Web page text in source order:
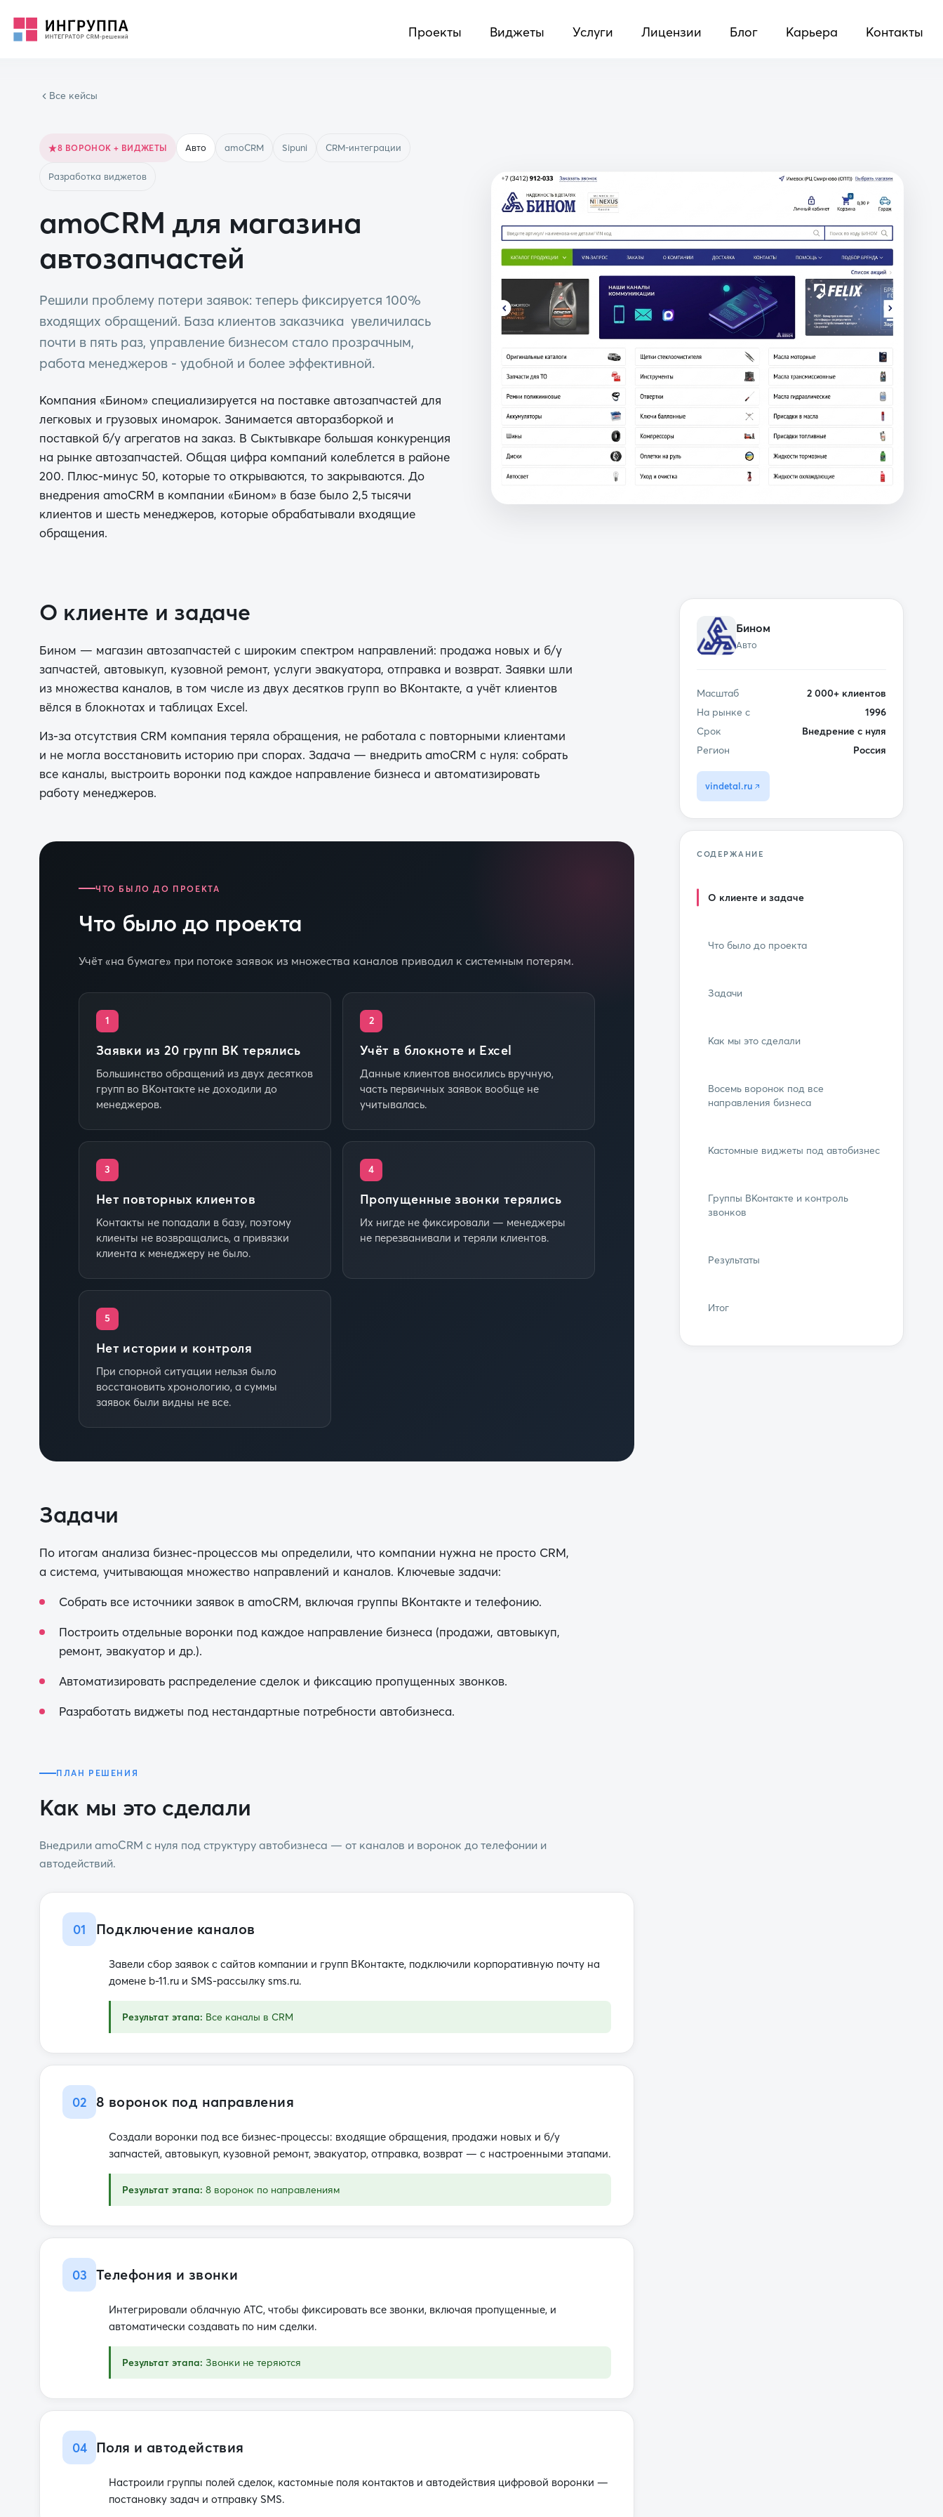
Проекты Виджеты Услуги Лицензии Блог Карьера Контакты
Все кейсы
8 ВОРОНОК + ВИДЖЕТЫ Авто amoCRM Sipuni CRM-интеграции
Разработка виджетов
amoCRM для магазина
автозапчастей
Решили проблему потери заявок: теперь фиксируется 100%
входящих обращений. База клиентов заказчика увеличилась
почти в пять раз, управление бизнесом стало прозрачным,
работа менеджеров - удобной и более эффективной.
Компания «Бином» специализируется на поставке автозапчастей для
легковых и грузовых иномарок. Занимается авторазборкой и
поставкой б/у агрегатов на заказ. В Сыктывкаре большая конкуренция
на рынке автозапчастей. Общая цифра компаний колеблется в районе
200. Плюс-минус 50, которые то открываются, то закрываются. До
внедрения amoCRM в компании «Бином» в базе было 2,5 тысячи
клиентов и шесть менеджеров, которые обрабатывали входящие
обращения.
О клиенте и задаче
Бином — магазин автозапчастей с широким спектром направлений: продажа новых и б/у
запчастей, автовыкуп, кузовной ремонт, услуги эвакуатора, отправка и возврат. Заявки шли
из множества каналов, в том числе из двух десятков групп во ВКонтакте, а учёт клиентов
вёлся в блокнотах и таблицах Excel.
Из-за отсутствия CRM компания теряла обращения, не работала с повторными клиентами
и не могла восстановить историю при спорах. Задача — внедрить amoCRM с нуля: собрать
все каналы, выстроить воронки под каждое направление бизнеса и автоматизировать
работу менеджеров.
ЧТО БЫЛО ДО ПРОЕКТА
Что было до проекта
Учёт «на бумаге» при потоке заявок из множества каналов приводил к системным потерям.
1
Заявки из 20 групп ВК терялись
Большинство обращений из двух десятков
групп во ВКонтакте не доходили до
менеджеров.
2
Учёт в блокноте и Excel
Данные клиентов вносились вручную,
часть первичных заявок вообще не
учитывалась.
3
Нет повторных клиентов
Контакты не попадали в базу, поэтому
клиенты не возвращались, а привязки
клиента к менеджеру не было.
4
Пропущенные звонки терялись
Их нигде не фиксировали — менеджеры
не перезванивали и теряли клиентов.
5
Нет истории и контроля
При спорной ситуации нельзя было
восстановить хронологию, а суммы
заявок были видны не все.
Задачи
По итогам анализа бизнес-процессов мы определили, что компании нужна не просто CRM,
а система, учитывающая множество направлений и каналов. Ключевые задачи:
Собрать все источники заявок в amoCRM, включая группы ВКонтакте и телефонию.
Построить отдельные воронки под каждое направление бизнеса (продажи, автовыкуп,
ремонт, эвакуатор и др.).
Автоматизировать распределение сделок и фиксацию пропущенных звонков.
Разработать виджеты под нестандартные потребности автобизнеса.
ПЛАН РЕШЕНИЯ
Как мы это сделали
Внедрили amoCRM с нуля под структуру автобизнеса — от каналов и воронок до телефонии и
автодействий.
01 Подключение каналов
Завели сбор заявок с сайтов компании и групп ВКонтакте, подключили корпоративную почту на
домене b-11.ru и SMS-рассылку sms.ru.
Результат этапа: Все каналы в CRM
02 8 воронок под направления
Создали воронки под все бизнес-процессы: входящие обращения, продажи новых и б/у
запчастей, автовыкуп, кузовной ремонт, эвакуатор, отправка, возврат — с настроенными этапами.
Результат этапа: 8 воронок по направлениям
03 Телефония и звонки
Интегрировали облачную АТС, чтобы фиксировать все звонки, включая пропущенные, и
автоматически создавать по ним сделки.
Результат этапа: Звонки не теряются
04 Поля и автодействия
Настроили группы полей сделок, кастомные поля контактов и автодействия цифровой воронки —
постановку задач и отправку SMS.
Бином
Авто
Масштаб
2 000+ клиентов
На рынке с
1996
Срок
Внедрение с нуля
Регион
Россия
vindetal.ru
СОДЕРЖАНИЕ
О клиенте и задаче
Что было до проекта
Задачи
Как мы это сделали
Восемь воронок под все
направления бизнеса
Кастомные виджеты под автобизнес
Группы ВКонтакте и контроль
звонков
Результаты
Итог